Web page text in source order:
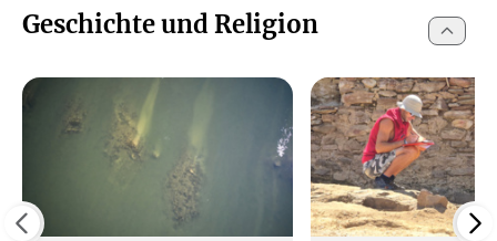
Geschichte und Religion